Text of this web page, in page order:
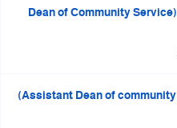
عميد خدمة المجتمع والتعليم المستمر (Dean of Community Service